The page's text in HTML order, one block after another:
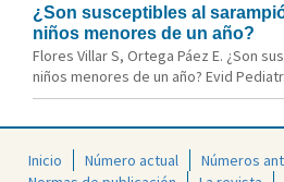
¿Son susceptibles al
niños menores de un año?
Flores Villar S, Ortega Páez E. ¿Son
niños menores de un año? Evid
Inicio Número actual
Números